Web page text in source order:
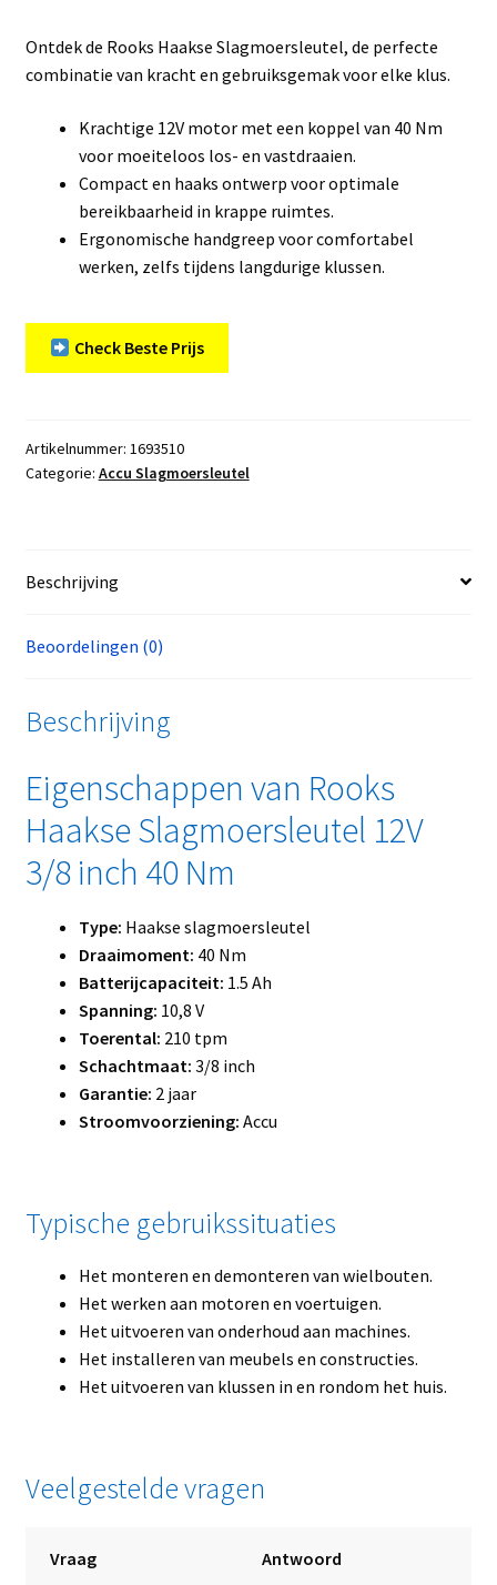
Ontdek de Rooks Haakse Slagmoersleutel, de perfecte
combinatie van kracht en gebruiksgemak voor elke klus.
Krachtige 12V motor met een koppel van 40 Nm
voor moeiteloos los- en vastdraaien.
Compact en haaks ontwerp voor optimale
bereikbaarheid in krappe ruimtes.
Ergonomische handgreep voor comfortabel
werken, zelfs tijdens langdurige klussen.
Check Beste Prijs
Artikelnummer: 1693510
Categorie: Accu Slagmoersleutel
Beschrijving
Beoordelingen (0)
Beschrijving
Eigenschappen van Rooks
Haakse Slagmoersleutel 12V
3/8 inch 40 Nm
Type: Haakse slagmoersleutel
Draaimoment: 40 Nm
Batterijcapaciteit: 1.5 Ah
Spanning: 10,8 V
Toerental: 210 tpm
Schachtmaat: 3/8 inch
Garantie: 2 jaar
Stroomvoorziening: Accu
Typische gebruikssituaties
Het monteren en demonteren van wielbouten.
Het werken aan motoren en voertuigen.
Het uitvoeren van onderhoud aan machines.
Het installeren van meubels en constructies.
Het uitvoeren van klussen in en rondom het huis.
Veelgestelde vragen
Vraag Antwoord